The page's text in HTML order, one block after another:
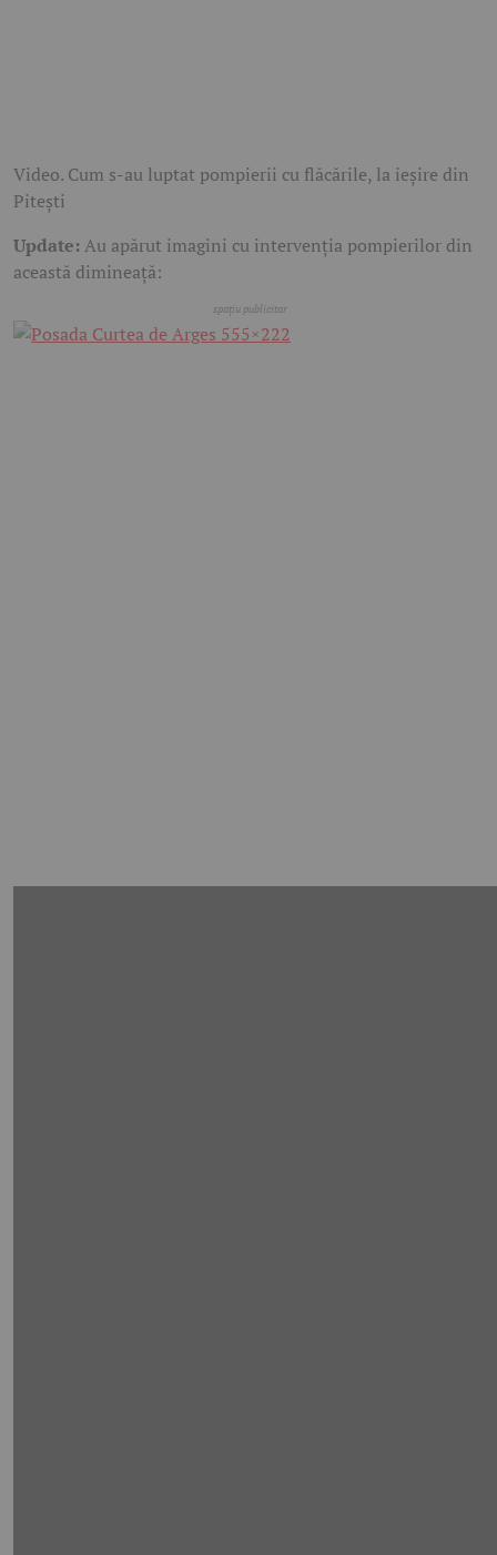
Video. Cum s-au luptat pompierii cu flăcările, la ieșire din
Pitești
Update:Au apărut imagini cu intervenția pompierilor din
această dimineață: